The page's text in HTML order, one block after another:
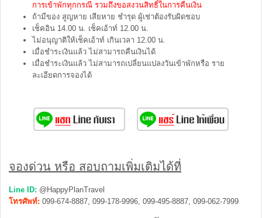
การเข้าพักทุกกรณี รวมถึงขอสงวนสิทธิ์ในการคืนเงิน
ถ้ามีของ สูญหาย เสียหาย ชำรุด ผู้เช่าต้องรับผิดชอบ
เช็คอิน 14.00 น. เช็คเอ้าท์ 12.00 น.
ไม่อนุญาติให้เช็คเอ้าท์ เกินเวลา 12.00 น.
เมื่อชำระเงินแล้ว ไม่สามารถคืนเงินได้
เมื่อชำระเงินแล้ว ไม่สามารถเปลี่ยนแปลงวันเข้าพักหรือ ราย
ละเอียดการจองได้
จองด่วน หรือ สอบถามเพิ่มเติมได้ที่
Line ID: @HappyPlanTravel
โทรศัพท์: 099-674-8887, 099-178-9996, 099-495-8887, 099-062-7999